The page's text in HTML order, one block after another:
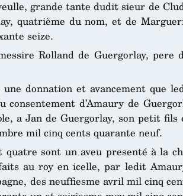
grande tante dudit sieur de
quatrième du nom, et de
seize.
Rolland de Guergorlay, pere
donnation et avancement que
consentement d’Amaury de
a Jan de Guergorlay, son petit
mil cinq cents quarante neuf.
sont un aveu presenté à la
au roy en icelle, par ledit
des neuffiesme avril mil cinq